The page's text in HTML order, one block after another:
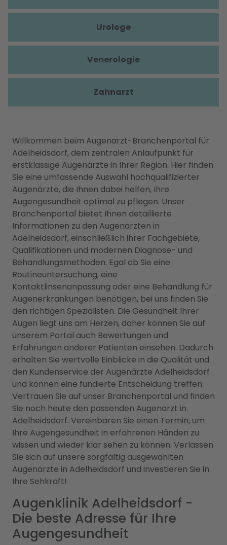
Willkommen beim Augenarzt-Branchenportal für
Adelheidsdorf, dem zentralen Anlaufpunkt für
erstklassige Augenärzte in Ihrer Region. Hier finden
Sie eine umfassende Auswahl hochqualifizierter
Augenärzte, die Ihnen dabei helfen, Ihre
Augengesundheit optimal zu pflegen. Unser
Branchenportal bietet Ihnen detaillierte
Informationen zu den Augenärzten in
Adelheidsdorf, einschließlich ihrer Fachgebiete,
Qualifikationen und modernen Diagnose- und
Behandlungsmethoden. Egal ob Sie eine
Routineuntersuchung, eine
Kontaktlinsenanpassung oder eine Behandlung für
Augenerkrankungen benötigen, bei uns finden Sie
den richtigen Spezialisten. Die Gesundheit Ihrer
Augen liegt uns am Herzen, daher können Sie auf
unserem Portal auch Bewertungen und
Erfahrungen anderer Patienten einsehen. Dadurch
erhalten Sie wertvolle Einblicke in die Qualität und
den Kundenservice der Augenärzte Adelheidsdorf
und können eine fundierte Entscheidung treffen.
Vertrauen Sie auf unser Branchenportal und finden
Sie noch heute den passenden Augenarzt in
Adelheidsdorf. Vereinbaren Sie einen Termin, um
Ihre Augengesundheit in erfahrenen Händen zu
wissen und wieder klar sehen zu können. Verlassen
Sie sich auf unsere sorgfältig ausgewählten
Augenärzte in Adelheidsdorf und investieren Sie in
Ihre Sehkraft!
Augenklinik Adelheidsdorf -
Die beste Adresse für Ihre
Augengesundheit
Urologe
Venerologie
Zahnarzt